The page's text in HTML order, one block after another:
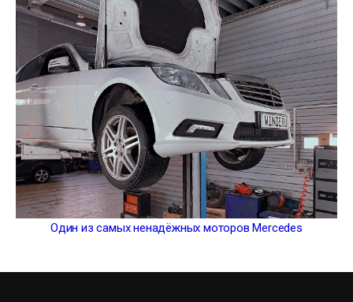
Один из самых ненадёжных моторов Mercedes